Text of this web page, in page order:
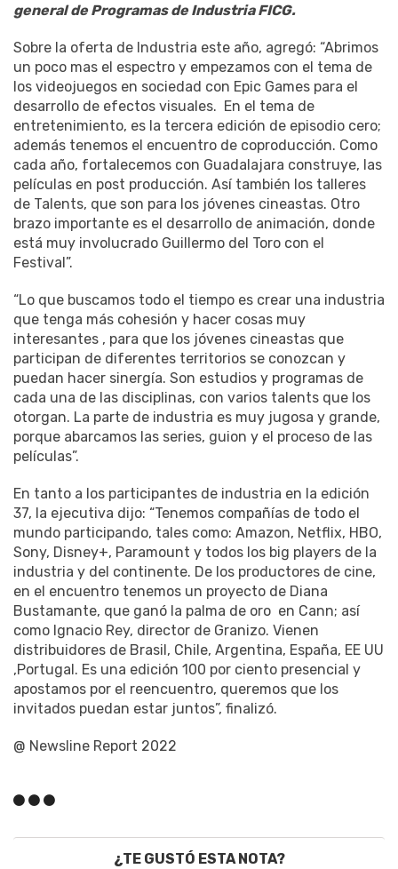
general de Programas de Industria FICG.
Sobre la oferta de Industria este año, agregó: “Abrimos
un poco mas el espectro y empezamos con el tema de
los videojuegos en sociedad con Epic Games para el
desarrollo de efectos visuales. En el tema de
entretenimiento, es la tercera edición de episodio cero;
además tenemos el encuentro de coproducción. Como
cada año, fortalecemos con Guadalajara construye, las
películas en post producción. Así también los talleres
de Talents, que son para los jóvenes cineastas. Otro
brazo importante es el desarrollo de animación, donde
está muy involucrado Guillermo del Toro con el
Festival”.
“Lo que buscamos todo el tiempo es crear una industria
que tenga más cohesión y hacer cosas muy
interesantes , para que los jóvenes cineastas que
participan de diferentes territorios se conozcan y
puedan hacer sinergía. Son estudios y programas de
cada una de las disciplinas, con varios talents que los
otorgan. La parte de industria es muy jugosa y grande,
porque abarcamos las series, guion y el proceso de las
películas”.
En tanto a los participantes de industria en la edición
37, la ejecutiva dijo: “Tenemos compañías de todo el
mundo participando, tales como: Amazon, Netflix, HBO,
Sony, Disney+, Paramount y todos los big players de la
industria y del continente. De los productores de cine,
en el encuentro tenemos un proyecto de Diana
Bustamante, que ganó la palma de oro en Cann; así
como Ignacio Rey, director de Granizo. Vienen
distribuidores de Brasil, Chile, Argentina, España, EE UU
,Portugal. Es una edición 100 por ciento presencial y
apostamos por el reencuentro, queremos que los
invitados puedan estar juntos”, finalizó.
@ Newsline Report 2022
¿TE GUSTÓ ESTA NOTA?